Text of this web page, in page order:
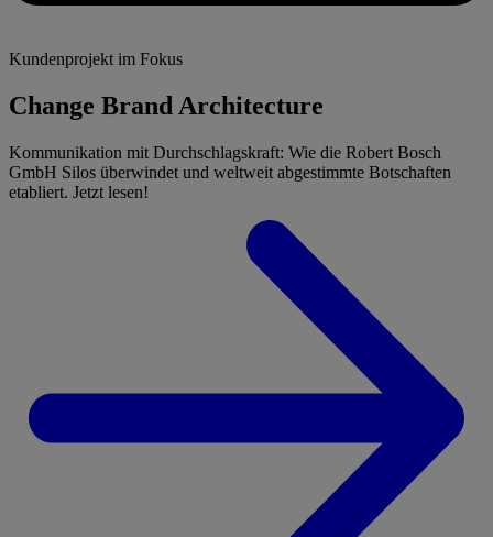
Kundenprojekt im Fokus
Change Brand Architecture
Kommunikation mit Durchschlagskraft: Wie die Robert Bosch
GmbH Silos überwindet und weltweit abgestimmte Botschaften
etabliert. Jetzt lesen!